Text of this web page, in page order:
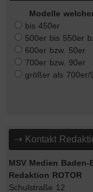
Modelle
bis 450er
500er bis 550er
600er bzw. 50er
700er bzw. 90er
größer als 700er/
⇢ Kontakt
MSV Medien Baden-
Redaktion ROTOR
Schulstraße 12